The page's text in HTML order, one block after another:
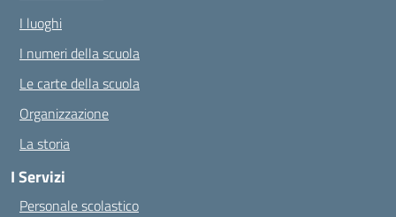
I luoghi
I numeri della scuola
Le carte della scuola
Organizzazione
La storia
I Servizi
Personale scolastico